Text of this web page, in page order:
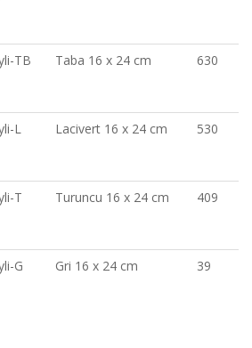
TB Taba 16 x 24 cm 630
L Lacivert 16 x 24 cm 530
T Turuncu 16 x 24 cm 409
G Gri 16 x 24 cm 39